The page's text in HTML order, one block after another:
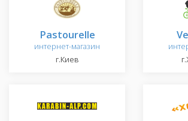
Pastourelle
интернет-магазин
г.Киев